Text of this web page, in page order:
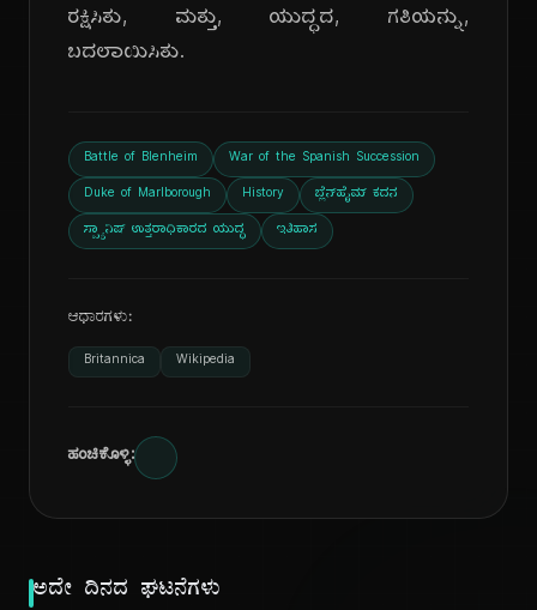
ರಕ್ಷಿಸಿತು, ಮತ್ತು, ಯುದ್ಧದ, ಗತಿಯನ್ನು,
ಬದಲಾಯಿಸಿತು.
Battle of Blenheim War of the Spanish Succession
Duke of Marlborough History ಬ್ಲೆನ್‌ಹೈಮ್ ಕದನ
ಸ್ಪ್ಯಾನಿಷ್ ಉತ್ತರಾಧಿಕಾರದ ಯುದ್ಧ ಇತಿಹಾಸ
ಆಧಾರಗಳು:
Britannica Wikipedia
ಹಂಚಿಕೊಳ್ಳಿ:
ಅದೇ ದಿನದ ಘಟನೆಗಳು